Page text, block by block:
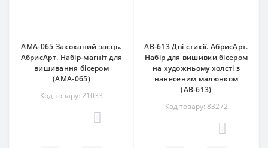
AMA-065 Закоханий заєць.
АбрисАрт. Набір-магніт для
вишивання бісером
(АМА-065)
Код товару: 21033
AB-613 Дві стихії. АбрисАрт.
Набір для вишивки бісером
на художньому холсті з
нанесеним малюнком
(АВ-613)
Код товару: 83272